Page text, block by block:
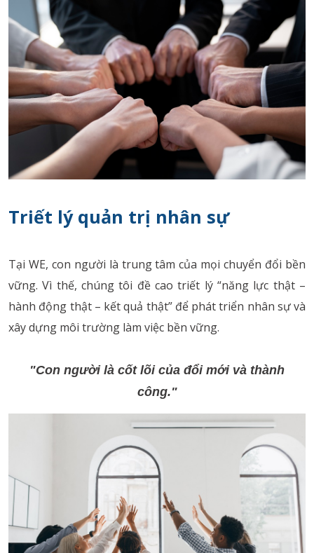
Triết lý quản trị nhân sự
Tại WE, con người là trung tâm của mọi chuyển đổi bền
vững. Vì thế, chúng tôi đề cao triết lý “năng lực thật –
hành động thật – kết quả thật” để phát triển nhân sự và
xây dựng môi trường làm việc bền vững.
"Con người là cốt lõi của đổi mới và thành
công."